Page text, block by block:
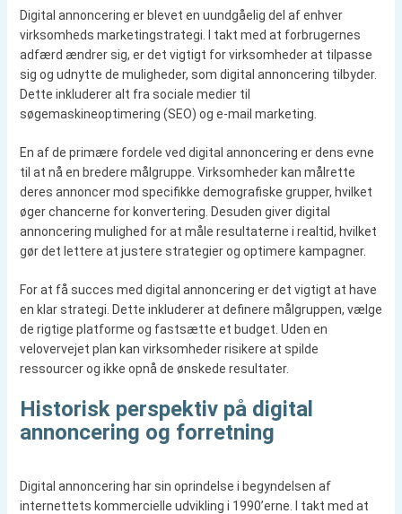
Digital annoncering er blevet en uundgåelig del af enhver
virksomheds marketingstrategi. I takt med at forbrugernes
adfærd ændrer sig, er det vigtigt for virksomheder at tilpasse
sig og udnytte de muligheder, som digital annoncering tilbyder.
Dette inkluderer alt fra sociale medier til
søgemaskineoptimering (SEO) og e-mail marketing.
En af de primære fordele ved digital annoncering er dens evne
til at nå en bredere målgruppe. Virksomheder kan målrette
deres annoncer mod specifikke demografiske grupper, hvilket
øger chancerne for konvertering. Desuden giver digital
annoncering mulighed for at måle resultaterne i realtid, hvilket
gør det lettere at justere strategier og optimere kampagner.
For at få succes med digital annoncering er det vigtigt at have
en klar strategi. Dette inkluderer at definere målgruppen, vælge
de rigtige platforme og fastsætte et budget. Uden en
velovervejet plan kan virksomheder risikere at spilde
ressourcer og ikke opnå de ønskede resultater.
Historisk perspektiv på digital
annoncering og forretning
Digital annoncering har sin oprindelse i begyndelsen af
internettets kommercielle udvikling i 1990’erne. I takt med at